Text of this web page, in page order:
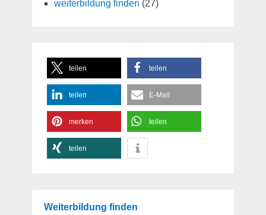
weiterbildung finden (27)
teilen teilen
teilen E-Mail
merken teilen
teilen
Weiterbildung finden